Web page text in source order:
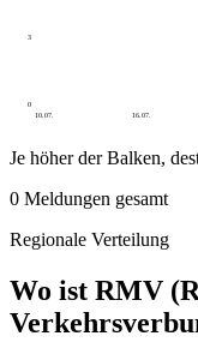
0
3
10.07. 16.07.
Je höher der Balken,
0 Meldungen gesamt
Regionale Verteilung
Wo ist RMV